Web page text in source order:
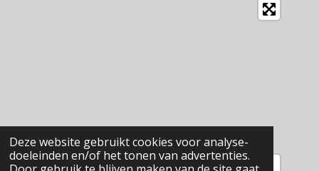
Deze website gebruikt cookies voor analyse-
doeleinden en/of het tonen van advertenties.